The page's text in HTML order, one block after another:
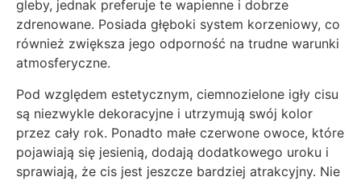
gleby, jednak preferuje te wapienne i dobrze
zdrenowane. Posiada głęboki system korzeniowy, co
również zwiększa jego odporność na trudne warunki
atmosferyczne.
Pod względem estetycznym, ciemnozielone igły cisu
są niezwykle dekoracyjne i utrzymują swój kolor
przez cały rok. Ponadto małe czerwone owoce, które
pojawiają się jesienią, dodają dodatkowego uroku i
sprawiają, że cis jest jeszcze bardziej atrakcyjny. Nie